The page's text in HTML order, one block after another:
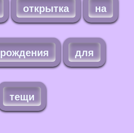
открытка на
рождения для
тещи